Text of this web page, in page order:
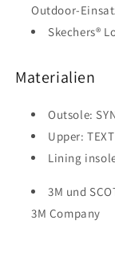
Outdoor-
Skechers®
Materialien
Outsole:
Upper:
Lining
3M und
3M Company